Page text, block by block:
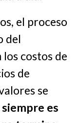
el proceso
del
costos de
de
se
es